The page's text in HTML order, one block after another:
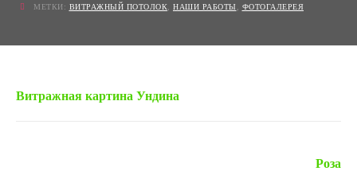
МЕТКИ: ВИТРАЖНЫЙ ПОТОЛОК НАШИ РАБОТЫ ФОТОГАЛЕРЕЯ
Витражная картина Ундина
Роза